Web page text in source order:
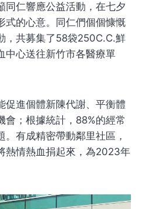
同仁響應公益活動，在七夕
式的心意。同仁們個個慷慨
，共募集了58袋250C.C.鮮
中心送往新竹市各醫療單
促進個體新陳代謝、平衡體
會；根據統計，88%的經常
有成精密帶動鄰里社區，
熱情熱血捐起來，為2023年